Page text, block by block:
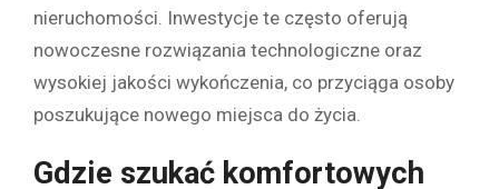
nieruchomości. Inwestycje te często oferują
nowoczesne rozwiązania technologiczne oraz
wysokiej jakości wykończenia, co przyciąga osoby
poszukujące nowego miejsca do życia.
Gdzie szukać komfortowych